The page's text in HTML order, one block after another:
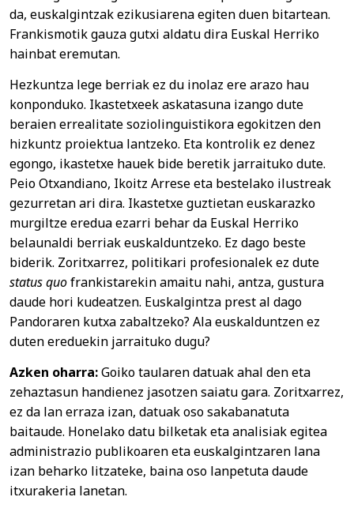
da, euskalgintzak ezikusiarena egiten duen bitartean.
Frankismotik gauza gutxi aldatu dira Euskal Herriko
hainbat eremutan.
Hezkuntza lege berriak ez du inolaz ere arazo hau
konponduko. Ikastetxeek askatasuna izango dute
beraien errealitate soziolinguistikora egokitzen den
hizkuntz proiektua lantzeko. Eta kontrolik ez denez
egongo, ikastetxe hauek bide beretik jarraituko dute.
Peio Otxandiano, Ikoitz Arrese eta bestelako ilustreak
gezurretan ari dira. Ikastetxe guztietan euskarazko
murgiltze eredua ezarri behar da Euskal Herriko
belaunaldi berriak euskalduntzeko. Ez dago beste
biderik. Zoritxarrez, politikari profesionalek ez dute
status quofrankistarekin amaitu nahi, antza, gustura
daude hori kudeatzen. Euskalgintza prest al dago
Pandoraren kutxa zabaltzeko? Ala euskalduntzen ez
duten ereduekin jarraituko dugu?
Azken oharra:Goiko taularen datuak ahal den eta
zehaztasun handienez jasotzen saiatu gara. Zoritxarrez,
ez da lan erraza izan, datuak oso sakabanatuta
baitaude. Honelako datu bilketak eta analisiak egitea
administrazio publikoaren eta euskalgintzaren lana
izan beharko litzateke, baina oso lanpetuta daude
itxurakeria lanetan.